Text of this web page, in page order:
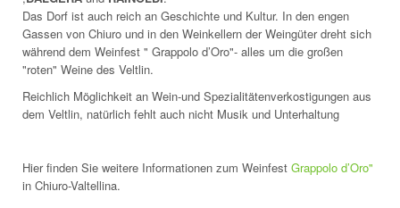
Das Dorf ist auch reich an Geschichte und Kultur. In den engen
Gassen von Chiuro und in den Weinkellern der Weingüter dreht sich
während dem Weinfest " Grappolo d’Oro"- alles um die großen
"roten" Weine des Veltlin.
Reichlich Möglichkeit an Wein-und Spezialitätenverkostigungen aus
dem Veltlin, natürlich fehlt auch nicht Musik und Unterhaltung
Hier finden Sie weitere Informationen zum Weinfest Grappolo d’Oro"
in Chiuro-Valtellina.